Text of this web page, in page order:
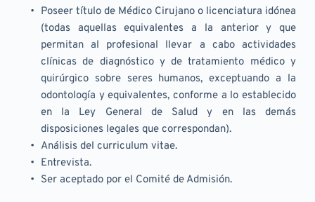
Poseer título de Médico Cirujano o licenciatura idónea
(todas aquellas equivalentes a la anterior y que
permitan al profesional llevar a cabo actividades
clínicas de diagnóstico y de tratamiento médico y
quirúrgico sobre seres humanos, exceptuando a la
odontología y equivalentes, conforme a lo establecido
en la Ley General de Salud y en las demás
disposiciones legales que correspondan).
Análisis del curriculum vitae.
Entrevista.
Ser aceptado por el Comité de Admisión.